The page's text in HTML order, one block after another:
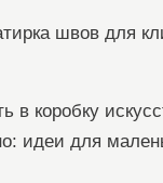
швов для
в коробку
идеи для